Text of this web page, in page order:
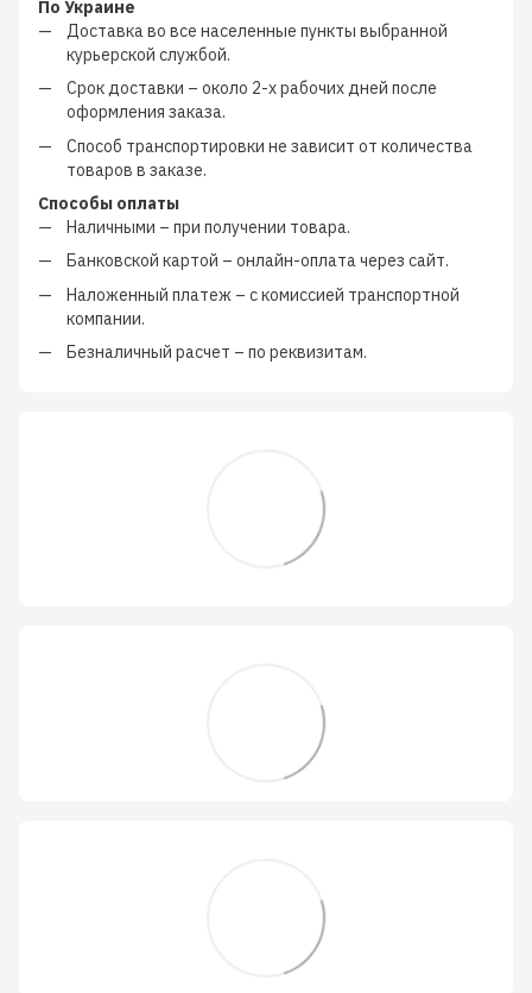
По Украине
Доставка во все населенные пункты выбранной
курьерской службой.
Срок доставки – около 2-х рабочих дней после
оформления заказа.
Способ транспортировки не зависит от количества
товаров в заказе.
Способы оплаты
Наличными – при получении товара.
Банковской картой – онлайн-оплата через сайт.
Наложенный платеж – скомиссией транспортной
компании.
Безналичный расчет – по реквизитам.